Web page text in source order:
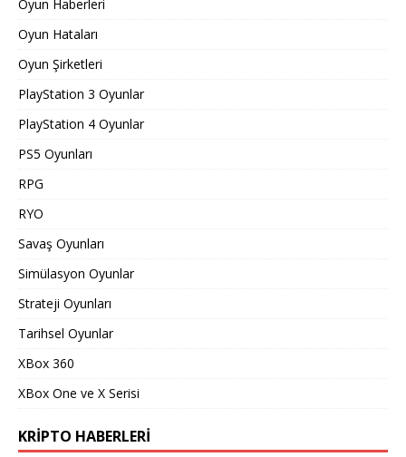
Oyun Haberleri
Oyun Hataları
Oyun Şirketleri
PlayStation 3 Oyunlar
PlayStation 4 Oyunlar
PS5 Oyunları
RPG
RYO
Savaş Oyunları
Simülasyon Oyunlar
Strateji Oyunları
Tarihsel Oyunlar
XBox 360
XBox One ve X Serisi
KRIPTO HABERLERI